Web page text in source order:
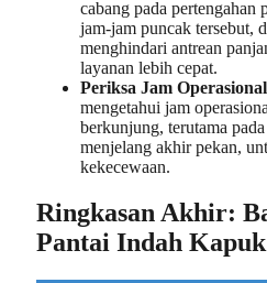
cabang pada pertengahan
jam-jam puncak tersebut,
menghindari antrean
layanan lebih cepat.
Periksa Jam
mengetahui jam
berkunjung, terutama
menjelang akhir pekan,
kekecewaan.
Ringkasan Akhir:
Pantai Indah Kapuk